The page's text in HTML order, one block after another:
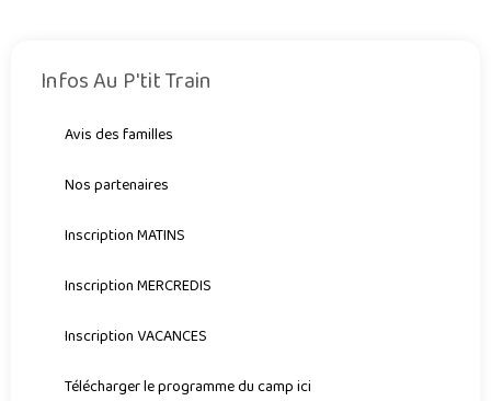
Infos Au P'tit Train
Avis des familles
Nos partenaires
Inscription MATINS
Inscription MERCREDIS
Inscription VACANCES
Télécharger le programme du camp ici